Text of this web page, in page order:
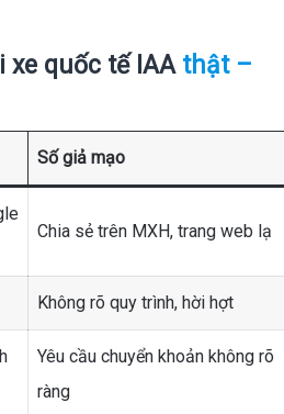
quốc tế IAAthật –
Số giả mạo
Chia sẻ trên MXH, trang web lạ
Không rõ quy trình, hời hợt
Yêu cầu chuyển khoản không rõ
ràng